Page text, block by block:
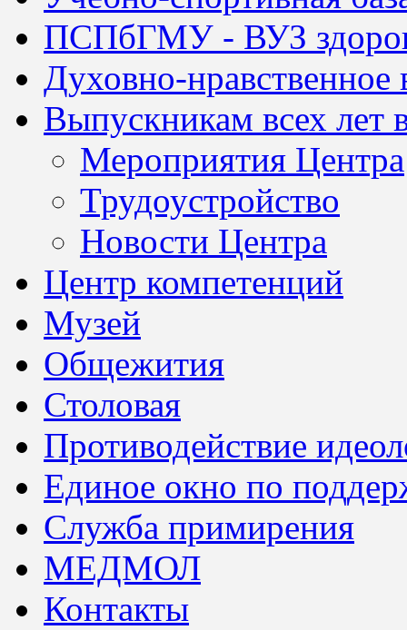
ПСПбГМУ - ВУЗ
Духовно-нравственное
Выпускникам всех лет
Мероприятия Центра
Трудоустройство
Новости Центра
Центр компетенций
Музей
Общежития
Столовая
Противодействие
Единое окно по
Служба примирения
МЕДМОЛ
Контакты